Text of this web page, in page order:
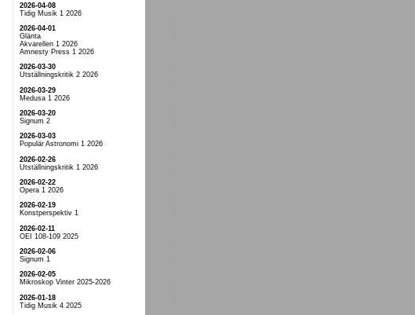
2026-04-08
Tidig Musik 1 2026
2026-04-01
Glänta
Akvarellen 1 2026
Amnesty Press 1 2026
2026-03-30
Utställningskritik 2 2026
2026-03-29
Medusa 1 2026
2026-03-20
Signum 2
2026-03-03
Populär Astronomi 1 2026
2026-02-26
Utställningskritik 1 2026
2026-02-22
Opera 1 2026
2026-02-19
Konstperspektiv 1
2026-02-11
OEI 108-109 2025
2026-02-06
Signum 1
2026-02-05
Mikroskop Vinter 2025-2026
2026-01-18
Tidig Musik 4 2025